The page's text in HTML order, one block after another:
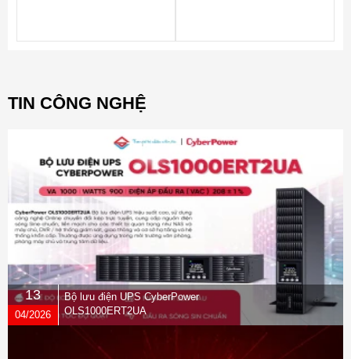
office. The
glare 21.5-
diagonal
IPS display
provides
plenty of
workspace.
Work
TIN CÔNG NGHỆ
13
04/2026
Bộ lưu điện UPS CyberPower
OLS1000ERT2UA